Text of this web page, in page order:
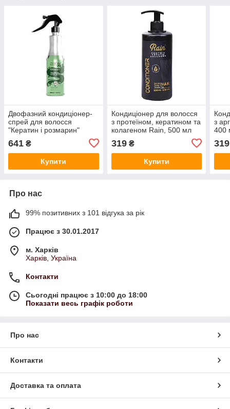
Двофазний кондиціонер-
спрей для волосся
"Кератин і розмарин"
641 ₴
Купити
Кондиціонер для волосся
з протеїном, кератином та
колагеном Rain, 500 мл
319₴
Купити
з
400
319
Про нас
99% позитивних з 101 відгука за рік
Працює з 30.01.2017
м. Харків
Харків, Україна
Контакти
Сьогодні працює з 10:00 до 18:00
Показати весь графік роботи
Про нас
Контакти
Доставка та оплата